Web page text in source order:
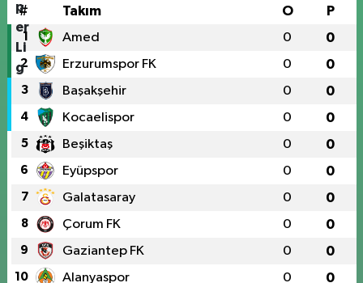
# Takım O P
1 Amed 0 0
2 Erzurumspor FK 0 0
3 Başakşehir 0 0
4 Kocaelispor 0 0
5 Beşiktaş 0 0
6 Eyüpspor 0 0
7 Galatasaray 0 0
8 Çorum FK 0 0
9 Gaziantep FK 0 0
10 Alanyaspor 0 0